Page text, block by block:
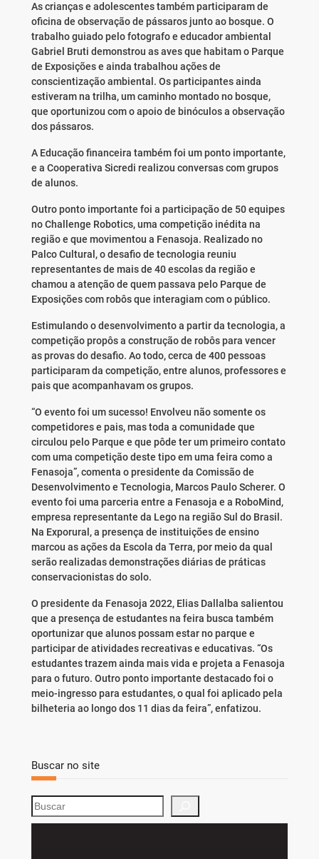
As crianças e adolescentes também participaram de
oficina de observação de pássaros junto ao bosque. O
trabalho guiado pelo fotografo e educador ambiental
Gabriel Bruti demonstrou as aves que habitam o Parque
de Exposições e ainda trabalhou ações de
conscientização ambiental. Os participantes ainda
estiveram na trilha, um caminho montado no bosque,
que oportunizou com o apoio de binóculos a observação
dos pássaros.
A Educação financeira também foi um ponto importante,
e a Cooperativa Sicredi realizou conversas com grupos
de alunos.
Outro ponto importante foi a participação de 50 equipes
no Challenge Robotics, uma competição inédita na
região e que movimentou a Fenasoja. Realizado no
Palco Cultural, o desafio de tecnologia reuniu
representantes de mais de 40 escolas da região e
chamou a atenção de quem passava pelo Parque de
Exposições com robôs que interagiam com o público.
Estimulando o desenvolvimento a partir da tecnologia, a
competição propôs a construção de robôs para vencer
as provas do desafio. Ao todo, cerca de 400 pessoas
participaram da competição, entre alunos, professores e
pais que acompanhavam os grupos.
“O evento foi um sucesso! Envolveu não somente os
competidores e pais, mas toda a comunidade que
circulou pelo Parque e que pôde ter um primeiro contato
com uma competição deste tipo em uma feira como a
Fenasoja”, comenta o presidente da Comissão de
Desenvolvimento e Tecnologia, Marcos Paulo Scherer. O
evento foi uma parceria entre a Fenasoja e a RoboMind,
empresa representante da Lego na região Sul do Brasil.
Na Exporural, a presença de instituições de ensino
marcou as ações da Escola da Terra, por meio da qual
serão realizadas demonstrações diárias de práticas
conservacionistas do solo.
O presidente da Fenasoja 2022, Elias Dallalba salientou
que a presença de estudantes na feira busca também
oportunizar que alunos possam estar no parque e
participar de atividades recreativas e educativas. “Os
estudantes trazem ainda mais vida e projeta a Fenasoja
para o futuro. Outro ponto importante destacado foi o
meio-ingresso para estudantes, o qual foi aplicado pela
bilheteria ao longo dos 11 dias da feira”, enfatizou.
Buscar no site
S
e